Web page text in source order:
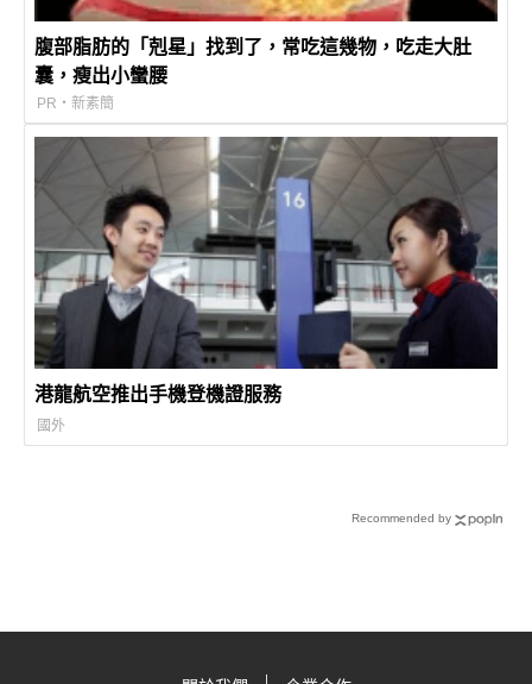
腹部脂肪的「剋星」找到了，常吃這幾物，吃走大肚
囊，瘦出小蠻腰
PR・新素簡
港龍航空推出手機登機證服務
國外
Recommended by